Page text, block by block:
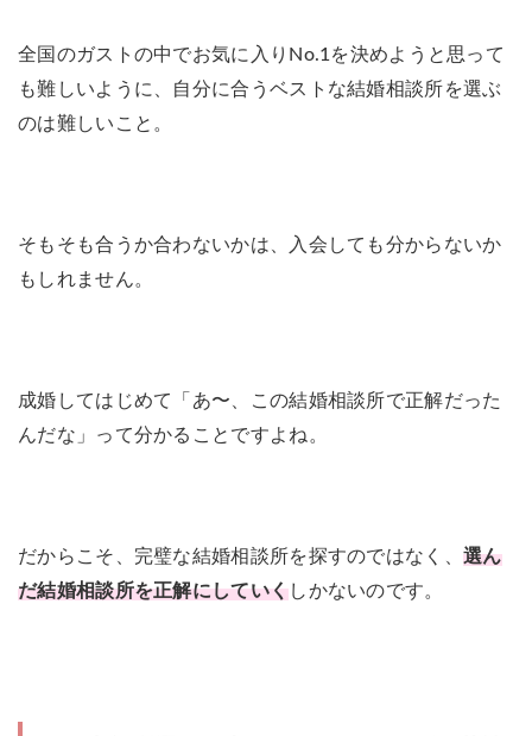
全国のガストの中でお気に入りNo.1を決めようと思って
も難しいように、自分に合うベストな結婚相談所を選ぶ
のは難しいこと。
そもそも合うか合わないかは、入会しても分からないか
もしれません。
成婚してはじめて「あ〜、この結婚相談所で正解だった
んだな」って分かることですよね。
だからこそ、完璧な結婚相談所を探すのではなく、 選ん
だ結婚相談所を正解にしていくしかないのです。